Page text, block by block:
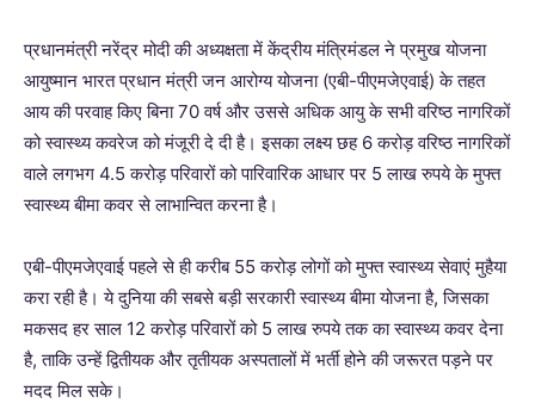
प्रधानमंत्री नरेंद्र मोदी की अध्यक्षता में केंद्रीय मंत्रिमंडल ने प्रमुख योजना
आयुष्मान भारत प्रधान मंत्री जन आरोग्य योजना (एबी-पीएमजेएवाई) के तहत
आय की परवाह किए बिना 70 वर्ष और उससे अधिक आयु के सभी वरिष्ठ नागरिकों
को स्वास्थ्य कवरेज को मंजूरी दे दी है। इसका लक्ष्य छह 6 करोड़ वरिष्ठ नागरिकों
वाले लगभग 4.5 करोड़ परिवारों को पारिवारिक आधार पर 5 लाख रुपये के मुफ्त
स्वास्थ्य बीमा कवर से लाभान्वित करना है।
एबी-पीएमजेएवाई पहले से ही करीब 55 करोड़ लोगों को मुफ्त स्वास्थ्य सेवाएं मुहैया
करा रही है। ये दुनिया की सबसे बड़ी सरकारी स्वास्थ्य बीमा योजना है, जिसका
मकसद हर साल 12 करोड़ परिवारों को 5 लाख रुपये तक का स्वास्थ्य कवर देना
है, ताकि उन्हें द्वितीयक और तृतीयक अस्पतालों में भर्ती होने की जरूरत पड़ने पर
मदद मिल सके।